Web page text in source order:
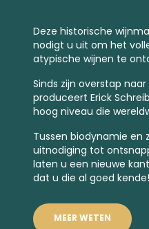
Deze historische
nodigt u uit om het
atypische wijnen te
Sinds zijn overstap naar
produceert Erick
hoog niveau die
Tussen biodynamie en
uitnodiging tot
laten u een nieuwe
dat u die al goed kende!
MEER WETEN